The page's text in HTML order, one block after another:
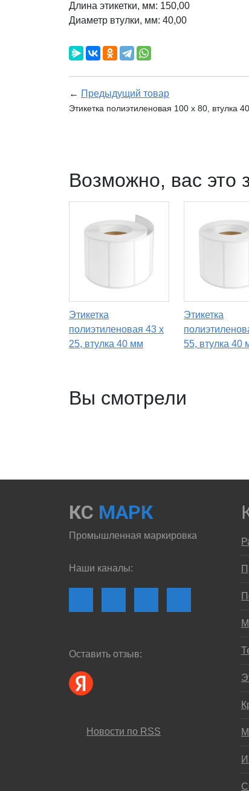
Длина этикетки, мм: 150,00
Диаметр втулки, мм: 40,00
← Предыдущий товар
Этикетка полиэтиленовая 100 x 80, втулка
Возможно, вас это
Этикетка
полиэтиленовая 43 x
25, втулка 40 мм
Этикетка
55, втулка 40
Вы смотрели
КС МАРК
Промышленная маркировка
Наши каналы:
Оставить отзыв:
Новости по RSS